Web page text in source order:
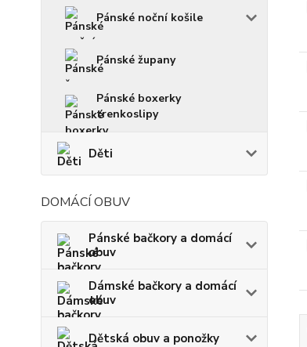
Pánské noční košile
Pánské župany
Pánské boxerky
trenkoslipy
Děti
DOMÁCÍ OBUV
Pánské bačkory a domácí
obuv
Dámské bačkory a domácí
obuv
Dětská obuv a ponožky